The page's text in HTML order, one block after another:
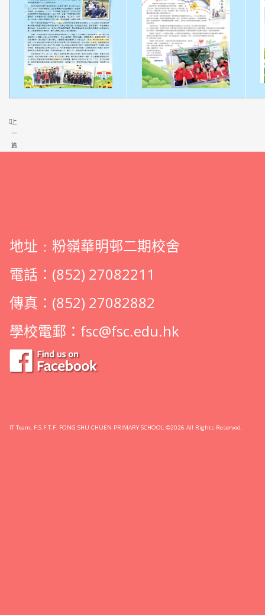
上
一
篇
地址﹕粉嶺華明邨二期校舍
電話：(852) 27082211
傳真：(852) 27082882
學校電郵： fsc@fsc.edu.hk
IT Team, F.S.F.T.F. FONG SHU CHUEN PRIMARY SCHOOL ©2026 All Rights Reserved.